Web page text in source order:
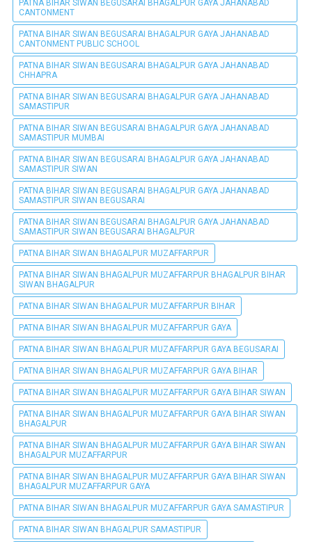
PATNA BIHAR SIWAN BEGUSARAI BHAGALPUR GAYA JAHANABAD
CANTONMENT
PATNA BIHAR SIWAN BEGUSARAI BHAGALPUR GAYA JAHANABAD
CANTONMENT PUBLIC SCHOOL
PATNA BIHAR SIWAN BEGUSARAI BHAGALPUR GAYA JAHANABAD
CHHAPRA
PATNA BIHAR SIWAN BEGUSARAI BHAGALPUR GAYA JAHANABAD
SAMASTIPUR
PATNA BIHAR SIWAN BEGUSARAI BHAGALPUR GAYA JAHANABAD
SAMASTIPUR MUMBAI
PATNA BIHAR SIWAN BEGUSARAI BHAGALPUR GAYA JAHANABAD
SAMASTIPUR SIWAN
PATNA BIHAR SIWAN BEGUSARAI BHAGALPUR GAYA JAHANABAD
SAMASTIPUR SIWAN BEGUSARAI
PATNA BIHAR SIWAN BEGUSARAI BHAGALPUR GAYA JAHANABAD
SAMASTIPUR SIWAN BEGUSARAI BHAGALPUR
PATNA BIHAR SIWAN BHAGALPUR MUZAFFARPUR
PATNA BIHAR SIWAN BHAGALPUR MUZAFFARPUR BHAGALPUR BIHAR
SIWAN BHAGALPUR
PATNA BIHAR SIWAN BHAGALPUR MUZAFFARPUR BIHAR
PATNA BIHAR SIWAN BHAGALPUR MUZAFFARPUR GAYA
PATNA BIHAR SIWAN BHAGALPUR MUZAFFARPUR GAYA BEGUSARAI
PATNA BIHAR SIWAN BHAGALPUR MUZAFFARPUR GAYA BIHAR
PATNA BIHAR SIWAN BHAGALPUR MUZAFFARPUR GAYA BIHAR SIWAN
PATNA BIHAR SIWAN BHAGALPUR MUZAFFARPUR GAYA BIHAR SIWAN
BHAGALPUR
PATNA BIHAR SIWAN BHAGALPUR MUZAFFARPUR GAYA BIHAR SIWAN
BHAGALPUR MUZAFFARPUR
PATNA BIHAR SIWAN BHAGALPUR MUZAFFARPUR GAYA BIHAR SIWAN
BHAGALPUR MUZAFFARPUR GAYA
PATNA BIHAR SIWAN BHAGALPUR MUZAFFARPUR GAYA SAMASTIPUR
PATNA BIHAR SIWAN BHAGALPUR SAMASTIPUR